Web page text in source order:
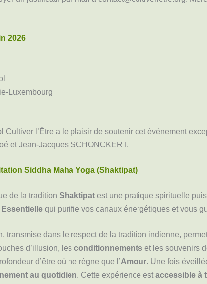
2026
Luxembourg
Cultiver l’Être a le plaisir de soutenir cet événement
et Jean-Jacques SCHONCKERT.
Siddha Maha Yoga (Shaktipat)
de la tradition Shaktipatest une pratique spirituelle
Essentiellequi purifie vos canaux énergétiques et vous
transmise dans le respect de la tradition indienne,
d’illusion, les conditionnements et les souvenirs
d’être où ne règne que l’Amour. Une fois
au quotidien. Cette expérience est accessible à